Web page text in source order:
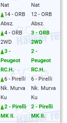
Nat
14 - ORB
Absz.
4 - ORB
2WD
3 -
Peugeot
RC.H.
6 - Pirelli
Nk. Murva
Ku
2 - Pirelli
MK II.
Nat
12 - ORB
Absz.
3 - ORB
2WD
2 -
Peugeot
RC.H.
6 - Pirelli
Nk. Murva
Ku
2 - Pirelli
MK II.